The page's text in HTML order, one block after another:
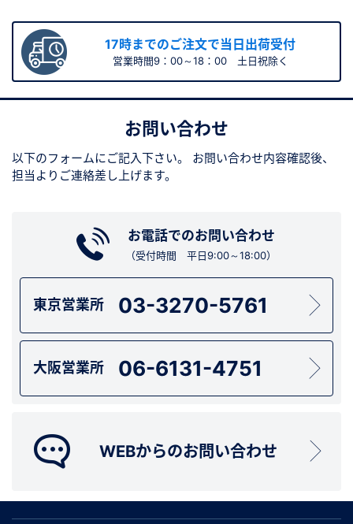
17時までのご注文で当日出荷受付
営業時間9：00～18：00 土日祝除く
お問い合わせ
以下のフォームにご記入下さい。
お問い合わせ内容確認後、
担当よりご連絡差し上げます。
お電話でのお問い合わせ
（受付時間 平日9:00～18:00）
東京営業所 03-3270-5761
大阪営業所 06-6131-4751
WEBからのお問い合わせ